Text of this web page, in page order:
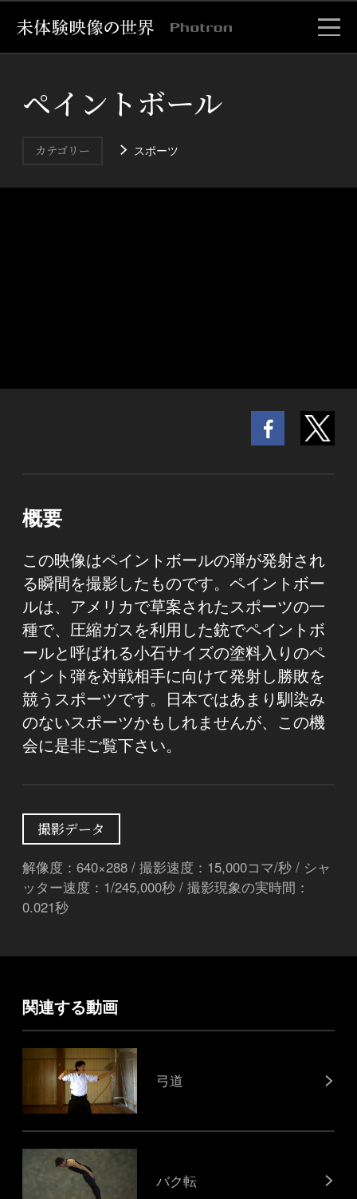
ペイントボール
カテゴリー スポーツ
概要
この映像はペイントボールの弾が発射され
る瞬間を撮影したものです。ペイントボー
ルは、アメリカで草案されたスポーツの一
種で、圧縮ガスを利用した銃でペイントボ
ールと呼ばれる小石サイズの塗料入りのペ
イント弾を対戦相手に向けて発射し勝敗を
競うスポーツです。日本ではあまり馴染み
のないスポーツかもしれませんが、この機
会に是非ご覧下さい。
撮影データ
解像度：640×288 / 撮影速度：15,000コマ/秒 / シャ
ッター速度：1/245,000秒 / 撮影現象の実時間：
0.021秒
関連する動画
弓道
バク転